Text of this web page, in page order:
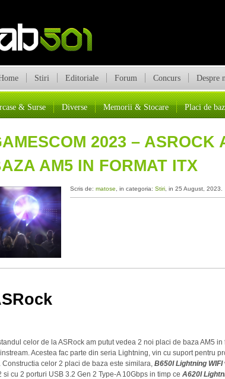
Stiri Editoriale Forum Concurs Despre
& Surse Diverse Memorii & Stocare Placi de
2023 – ASROCK
AM5 IN FORMAT ITX
Scris de: matose , in categoria: Stiri, in 25 August, 2023.
celor de la ASRock am putut vedea 2 noi placi de baza AM5
Acestea fac parte din seria Lightning, vin cu suport pentru
Constructia celor 2 placi de baza este similara, B650I Lightning WIFI
si cu 2 porturi USB 3.2 Gen 2 Type-A 10Gbps in timp ce A620I